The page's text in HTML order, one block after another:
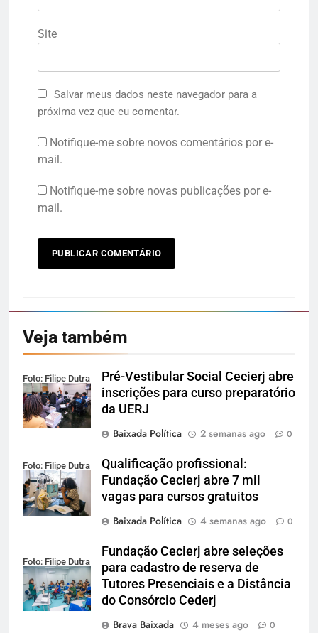
Site
Salvar meus dados neste navegador para a
próxima vez que eu comentar.
Notifique-me sobre novos comentários por e-
mail.
Notifique-me sobre novas publicações por e-
mail.
Veja também
Foto: Filipe Dutra
Pré-Vestibular Social Cecierj abre
inscrições para curso preparatório
da UERJ
Baixada Política
2 semanas ago 0
Foto: Filipe Dutra
Qualificação profissional:
Fundação Cecierj abre 7 mil
vagas para cursos gratuitos
Baixada Política
4 semanas ago 0
Foto: Filipe Dutra
Fundação Cecierj abre seleções
para cadastro de reserva de
Tutores Presenciais e a Distância
do Consórcio Cederj
Brava Baixada
4 meses ago 0